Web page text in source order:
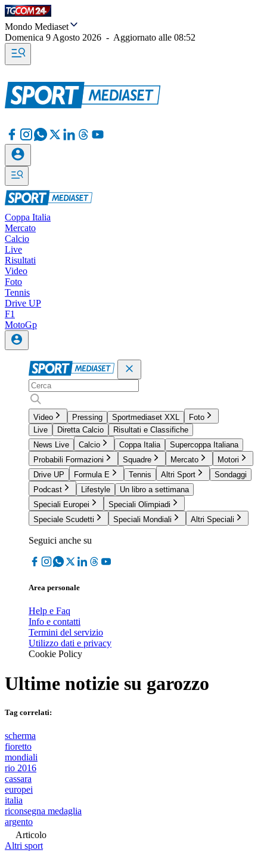
Mondo Mediaset
Domenica 9 Agosto 2026 - Aggiornato alle 08:52
Coppa Italia
Mercato
Calcio
Live
Risultati
Video
Foto
Tennis
Drive UP
F1
MotoGp
Video Pressing Sportmediaset XXL
Foto
Live
Diretta Calcio
Risultati e Classifiche
News Live
Calcio Coppa Italia
Supercoppa Italiana
Probabili Formazioni
Squadre Mercato
Motori
Drive UP
Formula E Tennis Altri Sport
Sondaggi
Podcast
Lifestyle
Un libro a settimana
Speciali Europei
Speciali Olimpiadi
Speciale Scudetti
Speciali Mondiali Altri Speciali
Seguici anche su
Area personale
Help e Faq
Info e contatti
Termini del servizio
Utilizzo dati e privacy
Cookie Policy
Ultime notizie su garozzo
Tag correlati:
scherma
fioretto
mondiali
rio 2016
cassara
europei
italia
riconsegna medaglia
argento
Articolo
Altri sport